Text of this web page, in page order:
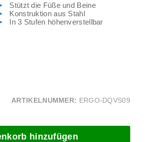
Stützt die Füße und Beine
Konstruktion aus Stahl
In 3 Stufen höhenverstellbar
ARTIKELNUMMER: ERGO-DQVS09
hinzufügen